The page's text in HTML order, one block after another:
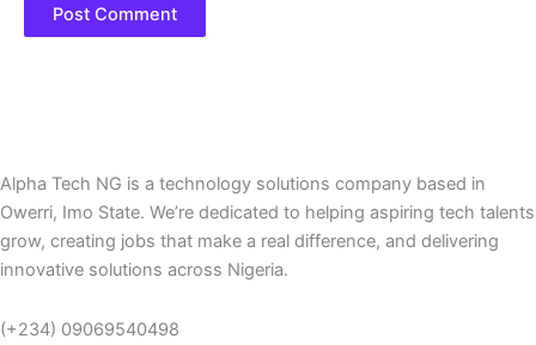
Alpha Tech NG is a technology solutions company based in
Owerri, Imo State. We’re dedicated to helping aspiring tech talents
grow, creating jobs that make a real difference, and delivering
innovative solutions across Nigeria.
(+234) 09069540498